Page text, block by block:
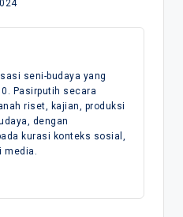
seni-budaya yang
Pasirputih secara
riset, kajian, produksi
dengan
kurasi konteks sosial,
media.